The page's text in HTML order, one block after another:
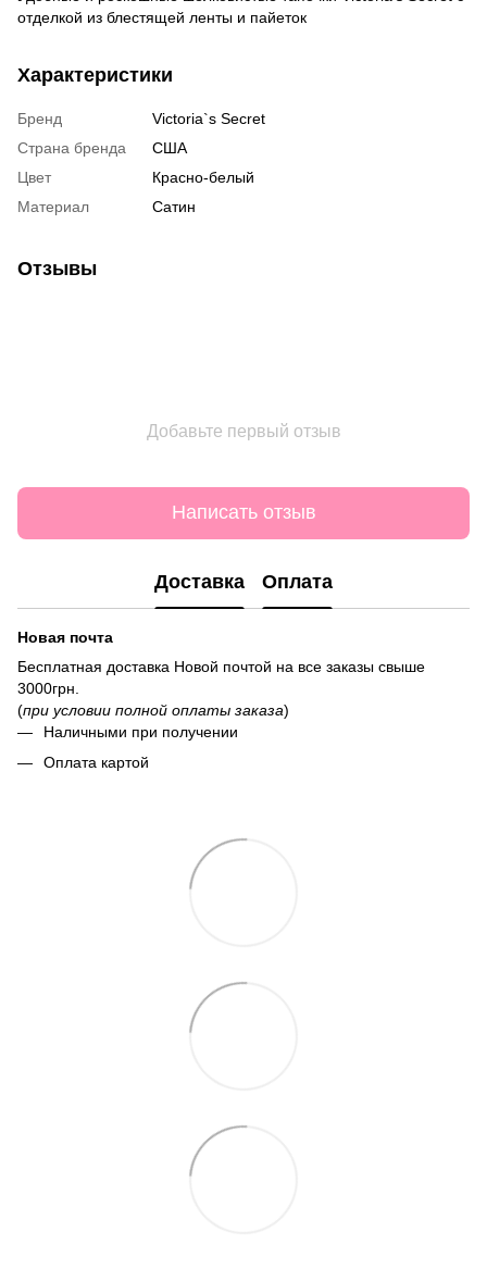
отделкой из блестящей ленты и пайеток
Характеристики
Бренд
Victoria`s Secret
Страна бренда
США
Цвет
Красно-белый
Материал
Сатин
Отзывы
Добавьте первый отзыв
Написать отзыв
Доставка Оплата
Новая почта
Бесплатная доставка Новой почтой на все заказы свыше
3000грн.
(при условии полной оплаты заказа)
Наличными при получении
Оплата картой